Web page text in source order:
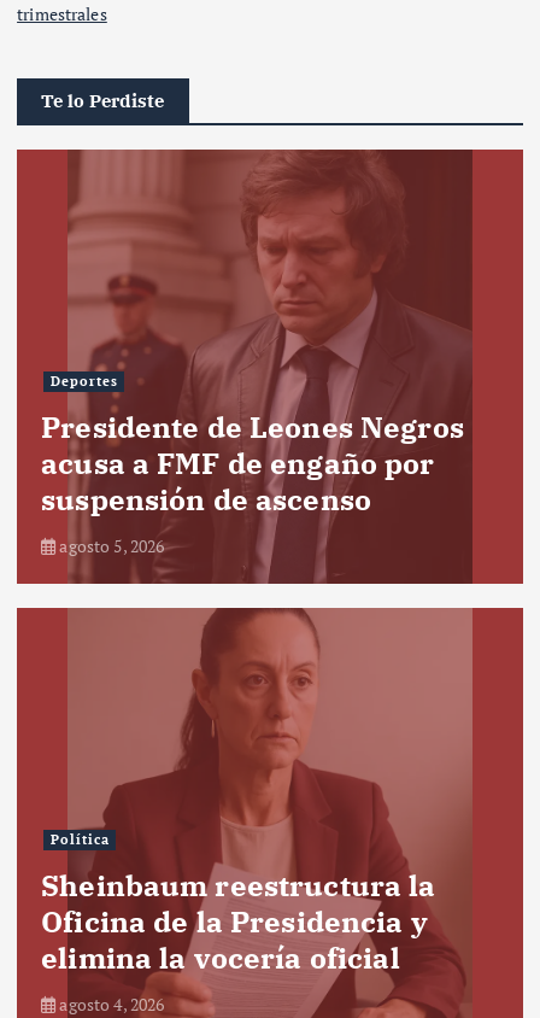
trimestrales
Te lo Perdiste
Deportes
Presidente de Leones Negros
acusa a FMF de engaño por
suspensión de ascenso
agosto 5, 2026
Política
Sheinbaum reestructura la
Oficina de la Presidencia y
elimina la vocería oficial
agosto 4, 2026